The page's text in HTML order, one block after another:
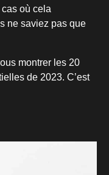
où cela
ne saviez pas que
montrer les 20
de 2023. C’est